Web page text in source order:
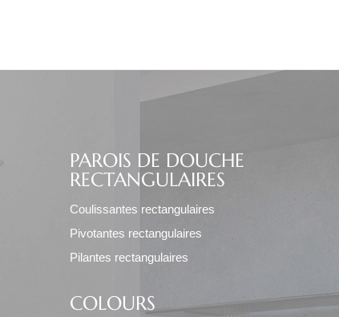
PAROIS DE DOUCHE
RECTANGULAIRES
Coulissantes rectangulaires
Pivotantes rectangulaires
Pilantes rectangulaires
COLOURS